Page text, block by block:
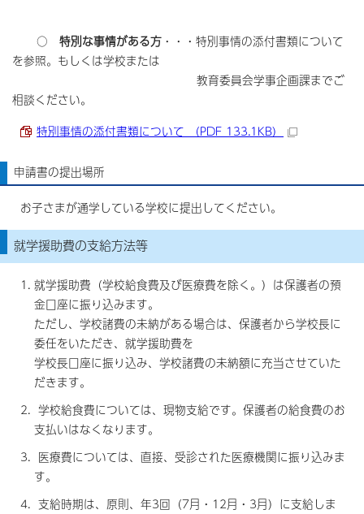
○ 特別な事情がある方 ・・・特別事情の添付書類について
を参照。もしくは学校または
教育委員会学事企画課までご
相談ください。
特別事情の添付書類について （PDF 133.1KB）
申請書の提出場所
お子さまが通学している学校に提出してください。
就学援助費の支給方法等
就学援助費（学校給食費及び医療費を除く。）は保護者の預
金口座に振り込みます。
ただし、学校諸費の未納がある場合は、保護者から学校長に
委任をいただき、就学援助費を
学校長口座に振り込み、学校諸費の未納額に充当させていた
だきます。
学校給食費については、現物支給です。保護者の給食費のお
支払いはなくなります。
医療費については、直接、受診された医療機関に振り込みま
す。
支給時期は、原則、年3回（7月・12月・3月）に支給しま